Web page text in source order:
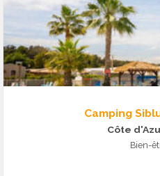
Camping
Côte
Bien-